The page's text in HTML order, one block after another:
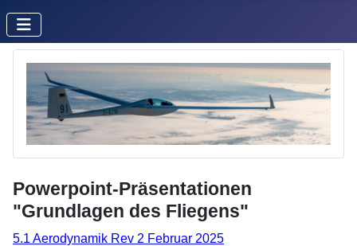
Powerpoint-Präsentationen
"Grundlagen des Fliegens"
5.1 Aerodynamik Rev 2 Februar 2025